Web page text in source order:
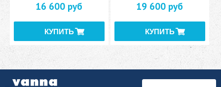
16 600 руб 19 600 руб